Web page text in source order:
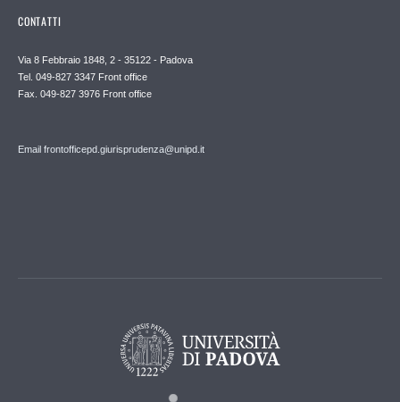
CONTATTI
Via 8 Febbraio 1848, 2 - 35122 - Padova
Tel. 049-827 3347 Front office
Fax. 049-827 3976 Front office
Email frontofficepd.giurisprudenza@unipd.it